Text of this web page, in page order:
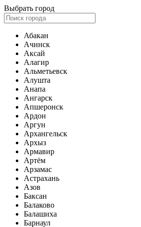
Выбрать город
Абакан
Ачинск
Аксай
Алагир
Альметьевск
Алушта
Анапа
Ангарск
Апшеронск
Ардон
Аргун
Архангельск
Архыз
Армавир
Артём
Арзамас
Астрахань
Азов
Баксан
Балаково
Балашиха
Барнаул